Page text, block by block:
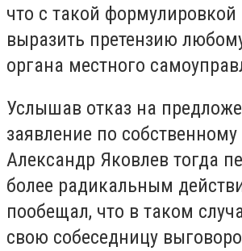
что с такой
выразить претензию
органа местного
Услышав отказ на
заявление по
Александр Яковлев тогда
более радикальным
пообещал, что в таком
свою собеседницу